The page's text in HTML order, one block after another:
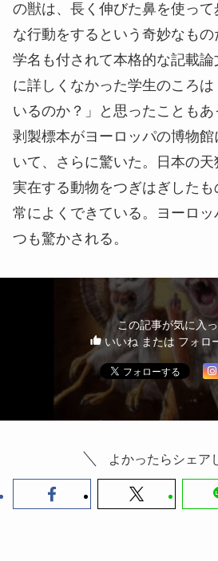
の獣は、長く伸びた鼻を使っ
な行動をするという奇妙なも
学名も付されて本格的な記載
に詳しくなかった学生のころ
いるのか？」と思ったことも
剥製標本がヨーロッパの博物
いて、さらに驚いた。日本の天
実在する動物をつぎはぎした
常によくできている。ヨーロ
つも驚かされる。
この記事が気に入
いいね または フォロ
よかったらシェア